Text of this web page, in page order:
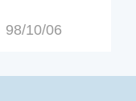
98/10/06